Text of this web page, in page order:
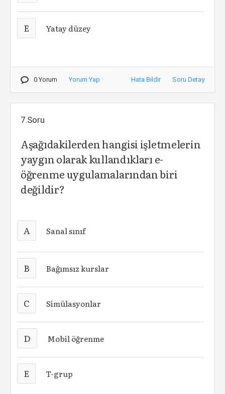
E Yatay düzey
0 Yorum Yorum Yap Hata Bildir Soru Detay
7.Soru
Aşağıdakilerden hangisi işletmelerin
yaygın olarak kullandıkları e-
öğrenme uygulamalarından biri
değildir?
A Sanal sınıf
B Bağımsız kurslar
C Simülasyonlar
D Mobil öğrenme
E T-grup